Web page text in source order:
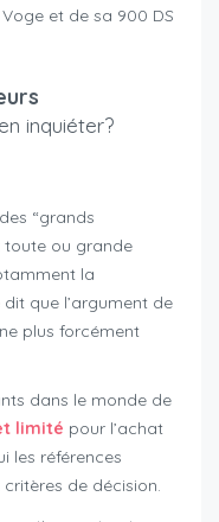
et de sa 900 DS
inquiéter?
“grands
toute ou grande
la
dit que l’argument de
plus forcément
dans le monde de
limité pour l’achat
les références
de décision.